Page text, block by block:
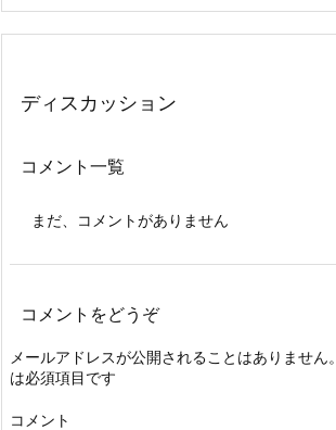
ディスカッション
コメント一覧
まだ、コメントがありません
コメントをどうぞ
メールアドレスが公開されることはありません。
は必須項目です
コメント